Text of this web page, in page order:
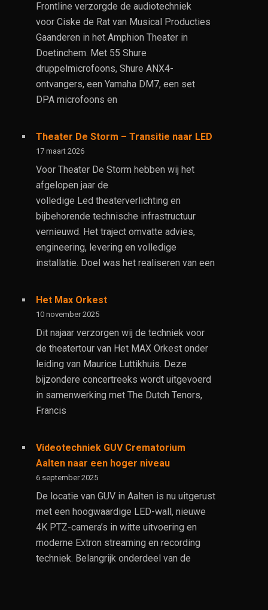
Frontline verzorgde de audiotechniek
voor Ciske de Rat van Musical Producties
Gaanderen in het Amphion Theater in
Doetinchem. Met 55 Shure
druppelmicrofoons, Shure ANX4-
ontvangers, een Yamaha DM7, een set
DPA microfoons en
Theater De Storm – Transitie naar LED
17 maart 2026
Voor Theater De Storm hebben wij het
afgelopen jaar de
volledige Led theaterverlichting en
bijbehorende technische infrastructuur
vernieuwd. Het traject omvatte advies,
engineering, levering en volledige
installatie. Doel was het realiseren van een
Het Max Orkest
10 november 2025
Dit najaar verzorgen wij de techniek voor
de theatertour van Het MAX Orkest onder
leiding van Maurice Luttikhuis. Deze
bijzondere concertreeks wordt uitgevoerd
in samenwerking met The Dutch Tenors,
Francis
Videotechniek GUV Crematorium
Aalten naar een hoger niveau
6 september 2025
De locatie van GUV in Aalten is nu uitgerust
met een hoogwaardige LED-wall, nieuwe
4K PTZ-camera’s in witte uitvoering en
moderne Extron streaming en recording
techniek. Belangrijk onderdeel van de